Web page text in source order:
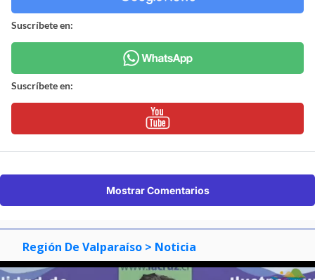
Suscríbete en:
Suscríbete en:
Mostrar Comentarios
Región De Valparaíso > Noticia